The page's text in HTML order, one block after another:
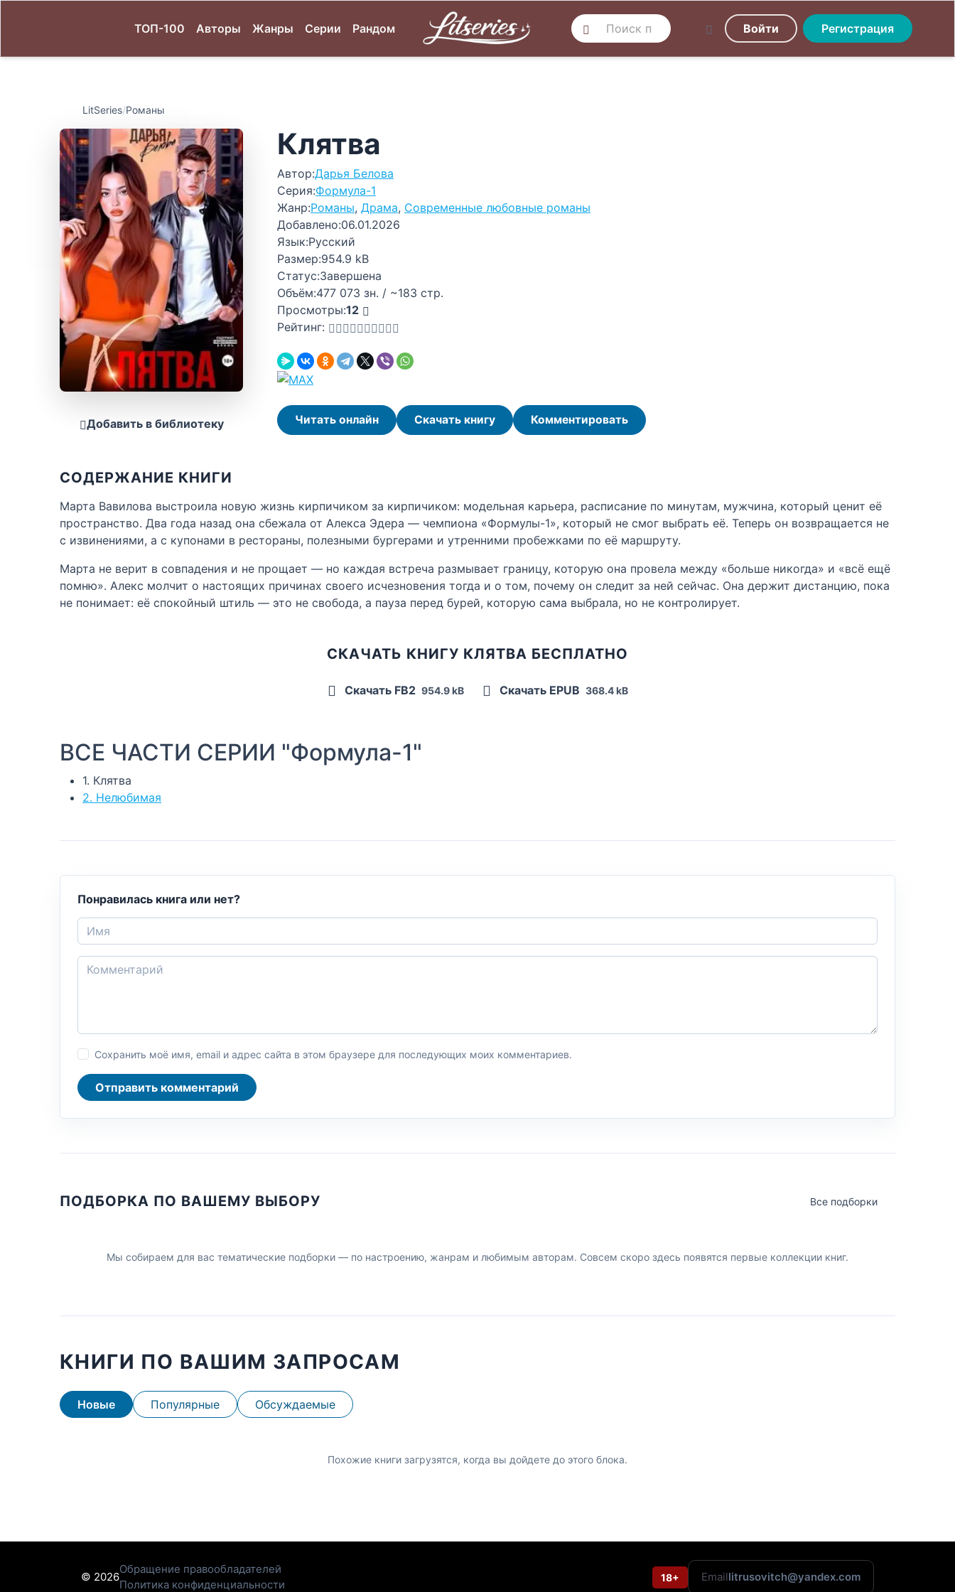
ТОП-100 Авторы Жанры Серии Рандом Войти Регистрация
LitSeries/Романы
Добавить в библиотеку
Клятва
Автор:Дарья Белова
Серия:Формула-1
Жанр:Романы, Драма, Современные любовные романы
Добавлено:06.01.2026
Язык:Русский
Размер:954.9 kB
Статус:Завершена
Объём:477 073 зн. / ~183 стр.
Просмотры:12
Рейтинг:
Читать онлайн Скачать книгу Комментировать
СОДЕРЖАНИЕ КНИГИ
Марта Вавилова выстроила новую жизнь кирпичиком за кирпичиком: модельная карьера, расписание по минутам, мужчина, который ценит её
пространство. Два года назад она сбежала от Алекса Эдера — чемпиона «Формулы-1», который не смог выбрать её. Теперь он возвращается не
с извинениями, а с купонами в рестораны, полезными бургерами и утренними пробежками по её маршруту.
Марта не верит в совпадения и не прощает — но каждая встреча размывает границу, которую она провела между «больше никогда» и «всё ещё
помню». Алекс молчит о настоящих причинах своего исчезновения тогда и о том, почему он следит за ней сейчас. Она держит дистанцию, пока
не понимает: её спокойный штиль — это не свобода, а пауза перед бурей, которую сама выбрала, но не контролирует.
СКАЧАТЬ КНИГУ КЛЯТВА БЕСПЛАТНО
Скачать FB2 954.9 kB Скачать EPUB 368.4 kB
ВСЕ ЧАСТИ СЕРИИ "Формула-1"
1. Клятва
2. Нелюбимая
Понравилась книга или нет?
Сохранить моё имя, email и адрес сайта в этом браузере для последующих моих комментариев.
Отправить комментарий
ПОДБОРКА ПО ВАШЕМУ ВЫБОРУ Все подборки
Мы собираем для вас тематические подборки — по настроению, жанрам и любимым авторам. Совсем скоро здесь появятся первые коллекции книг.
КНИГИ ПО ВАШИМ ЗАПРОСАМ
Новые Популярные Обсуждаемые
Похожие книги загрузятся, когда вы дойдете до этого блока.
© 2026
Обращение правообладателей
Политика конфиденциальности
18+ Emaillitrusovitch@yandex.com